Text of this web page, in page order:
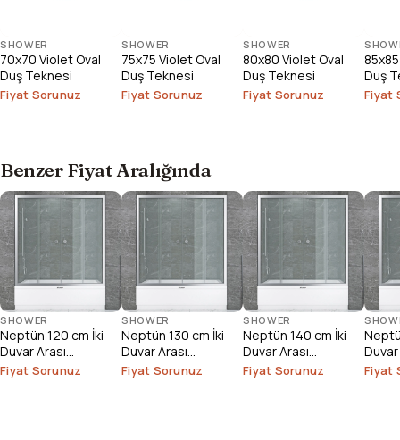
SHOWER
70x70 Violet Oval
Duş Teknesi
Fiyat Sorunuz
SHOWER
75x75 Violet Oval
Duş Teknesi
Fiyat Sorunuz
SHOWER
80x80 Violet Oval
Duş Teknesi
Fiyat Sorunuz
Duş
Fiyat
Benzer Fiyat Aralığında
SHOWER
Neptün 120 cm İki
Duvar Arası
Duşakabin
Fiyat Sorunuz
SHOWER
Neptün 130 cm İki
Duvar Arası
Duşakabin
Fiyat Sorunuz
SHOWER
Neptün 140 cm İki
Duvar Arası
Duşakabin
Fiyat Sorunuz
Duvar
Fiyat